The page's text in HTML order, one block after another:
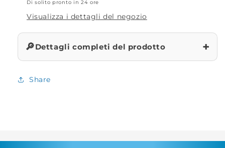
Di solito pronto in 24 ore
Visualizza i dettagli del negozio
🔎Dettagli completi del prodotto +
Share